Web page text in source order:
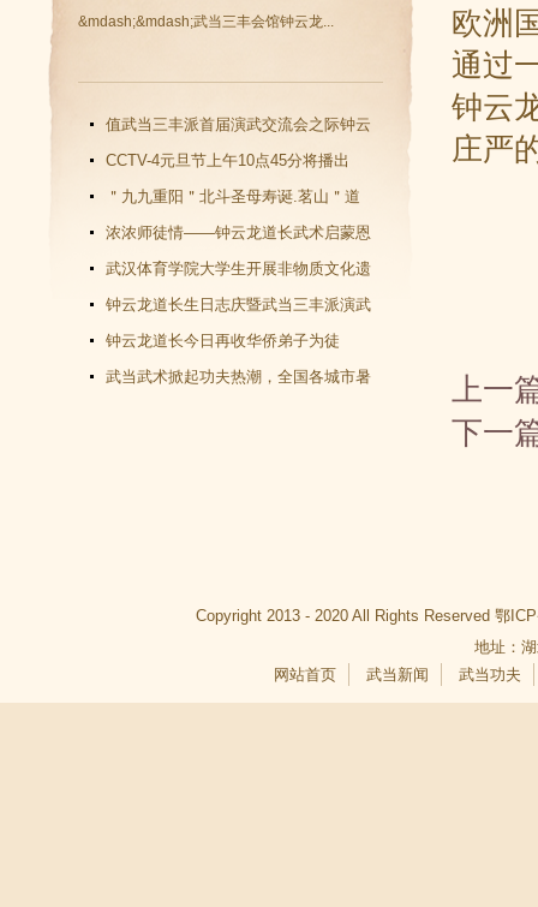
&mdash;&mdash;武当三丰会馆钟云龙...
值武当三丰派首届演武交流会之际钟云
龙道长再收新徒
CCTV-4元旦节上午10点45分将播出
《武当功夫传人 钟云龙》纪录片
＂九九重阳＂北斗圣母寿诞.茗山＂道
教文化＂汇演圆满谢幕
浓浓师徒情——钟云龙道长武术启蒙恩
师千里赴武当会面
武汉体育学院大学生开展非物质文化遗
产（武当武术）调查活动
钟云龙道长生日志庆暨武当三丰派演武
交流大会成功举办
钟云龙道长今日再收华侨弟子为徒
武当武术掀起功夫热潮，全国各城市暑
欧洲
通过
钟云
庄严
上一
下一
Copyright 2013 - 2020 All Rights Reserved 鄂
地址：
网站首页
武当新闻 武当功夫